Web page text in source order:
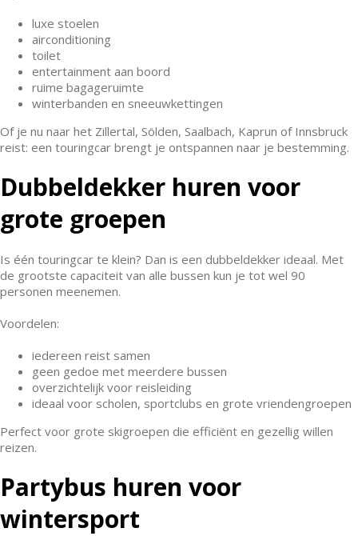
luxe stoelen
airconditioning
toilet
entertainment aan boord
ruime bagageruimte
winterbanden en sneeuwkettingen
Of je nu naar het Zillertal, Sölden, Saalbach, Kaprun of Innsbruck
reist: een touringcar brengt je ontspannen naar je bestemming.
Dubbeldekker huren voor
grote groepen
Is één touringcar te klein? Dan is een dubbeldekker ideaal. Met
de grootste capaciteit van alle bussen kun je tot wel 90
personen meenemen.
Voordelen:
iedereen reist samen
geen gedoe met meerdere bussen
overzichtelijk voor reisleiding
ideaal voor scholen, sportclubs en grote vriendengroepen
Perfect voor grote skigroepen die efficiënt en gezellig willen
reizen.
Partybus huren voor
wintersport